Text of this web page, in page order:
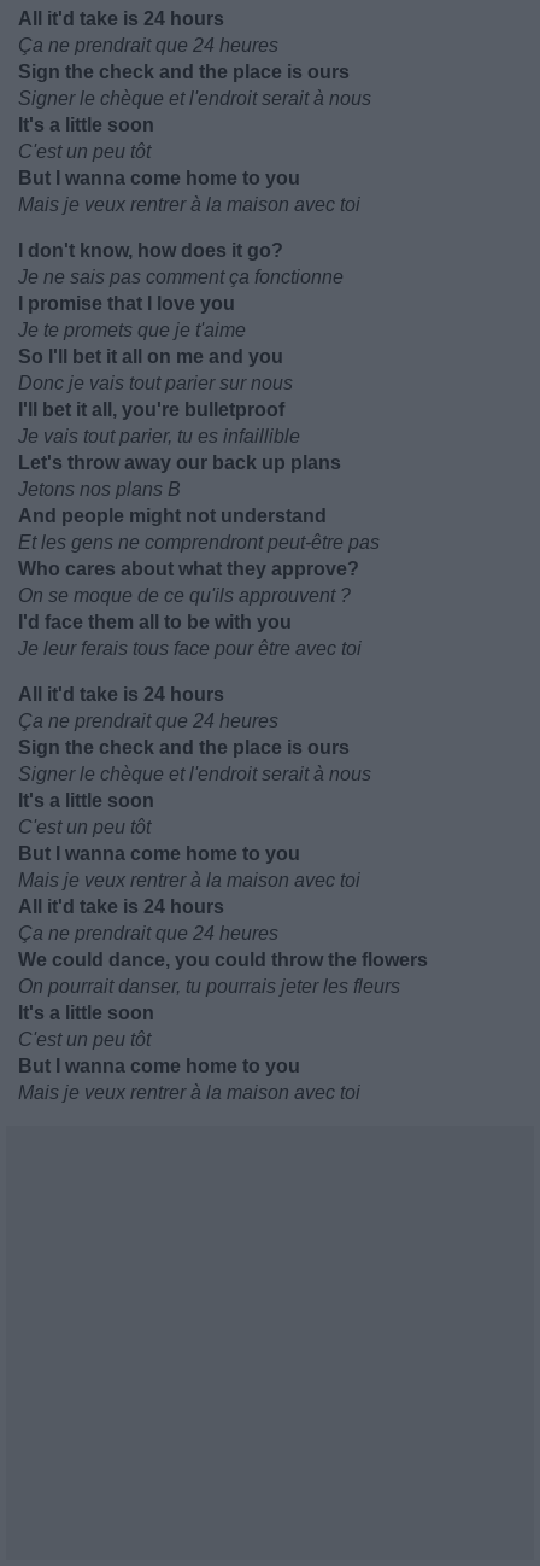
All it'd take is 24 hours
Ça ne prendrait que 24 heures
Sign the check and the place is ours
Signer le chèque et l'endroit serait à nous
It's a little soon
C'est un peu tôt
But I wanna come home to you
Mais je veux rentrer à la maison avec toi
I don't know, how does it go?
Je ne sais pas comment ça fonctionne
I promise that I love you
Je te promets que je t'aime
So I'll bet it all on me and you
Donc je vais tout parier sur nous
I'll bet it all, you're bulletproof
Je vais tout parier, tu es infaillible
Let's throw away our back up plans
Jetons nos plans B
And people might not understand
Et les gens ne comprendront peut-être pas
Who cares about what they approve?
On se moque de ce qu'ils approuvent ?
I'd face them all to be with you
Je leur ferais tous face pour être avec toi
All it'd take is 24 hours
Ça ne prendrait que 24 heures
Sign the check and the place is ours
Signer le chèque et l'endroit serait à nous
It's a little soon
C'est un peu tôt
But I wanna come home to you
Mais je veux rentrer à la maison avec toi
All it'd take is 24 hours
Ça ne prendrait que 24 heures
We could dance, you could throw the flowers
On pourrait danser, tu pourrais jeter les fleurs
It's a little soon
C'est un peu tôt
But I wanna come home to you
Mais je veux rentrer à la maison avec toi